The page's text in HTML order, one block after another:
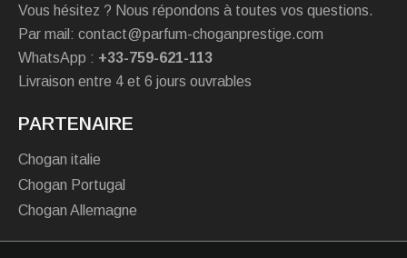
Vous hésitez ? Nous répondons à toutes vos questions.
Par mail: contact@parfum-choganprestige.com
WhatsApp : +33-759-621-113
Livraison entre 4 et 6 jours ouvrables
PARTENAIRE
Chogan italie
Chogan Portugal
Chogan Allemagne